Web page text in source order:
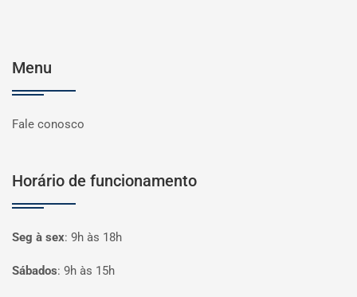
Menu
Fale conosco
Horário de funcionamento
Seg à sex: 9h às 18h
Sábados: 9h às 15h